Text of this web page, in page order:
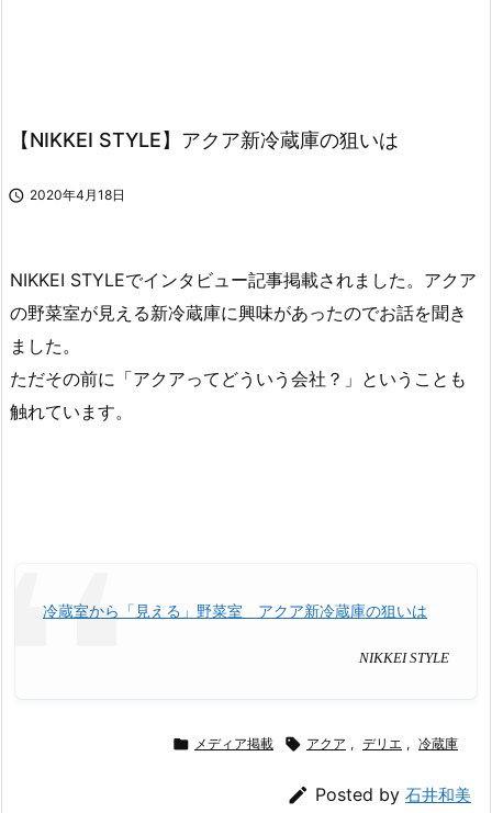
【NIKKEI STYLE】アクア新冷蔵庫の狙いは
 2020年4月18日
NIKKEI STYLEでインタビュー記事掲載されました。アクア
の野菜室が見える新冷蔵庫に興味があったのでお話を聞き
ました。
ただその前に「アクアってどういう会社？」ということも
触れています。
冷蔵室から「見える」野菜室 アクア新冷蔵庫の狙いは
NIKKEI STYLE
 メディア掲載  アクア , デリエ , 冷蔵庫
 Posted by 石井和美